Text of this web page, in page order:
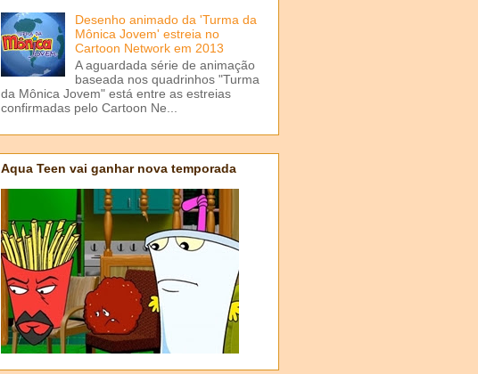
Desenho animado da 'Turma da
Mônica Jovem' estreia no
Cartoon Network em 2013
A aguardada série de animação
baseada nos quadrinhos "Turma
da Mônica Jovem" está entre as estreias
confirmadas pelo Cartoon Ne...
Aqua Teen vai ganhar nova temporada